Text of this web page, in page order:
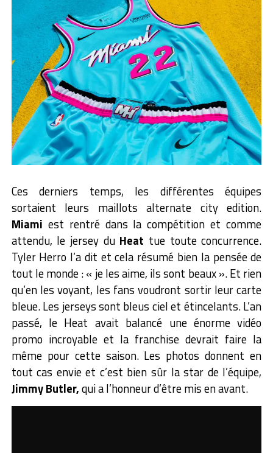
Ces derniers temps, les différentes équipes
sortaient leurs maillots alternate city edition.
Miami est rentré dans la compétition et comme
attendu, le jersey du Heat tue toute concurrence.
Tyler Herro l’a dit et cela résumé bien la pensée de
tout le monde : « je les aime, ils sont beaux ». Et rien
qu’en les voyant, les fans voudront sortir leur carte
bleue. Les jerseys sont bleus ciel et étincelants. L’an
passé, le Heat avait balancé une énorme vidéo
promo incroyable et la franchise devrait faire la
même pour cette saison. Les photos donnent en
tout cas envie et c’est bien sûr la star de l’équipe,
Jimmy Butler,qui a l’honneur d’être mis en avant.